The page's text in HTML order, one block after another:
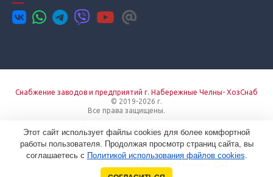
Снабжение заводов и предприятий г. Набережные Челны- ХозСнаб
© 2019-2026 г.
Все права защищены.
Пользовательское соглашение
Создание сайтов в
Этот сайт использует файлы cookies для более комфортной
работы пользователя. Продолжая просмотр страниц сайта, вы
соглашаетесь с Политикой использования файлов cookies.